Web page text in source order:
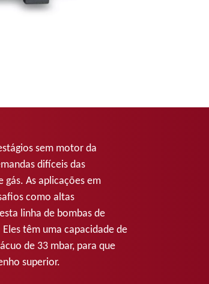
sem motor da
difíceis das
As aplicações em
como altas
linha de bombas de
Eles têm uma capacidade de
de 33 mbar, para que
superior.